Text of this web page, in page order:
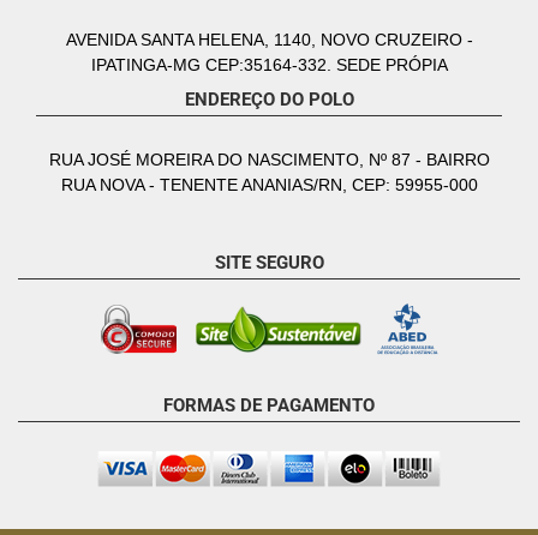
AVENIDA SANTA HELENA, 1140, NOVO CRUZEIRO -
IPATINGA-MG CEP:35164-332. SEDE PRÓPIA
ENDEREÇO DO POLO
RUA JOSÉ MOREIRA DO NASCIMENTO, Nº 87 - BAIRRO
RUA NOVA - TENENTE ANANIAS/RN, CEP: 59955-000
SITE SEGURO
FORMAS DE PAGAMENTO